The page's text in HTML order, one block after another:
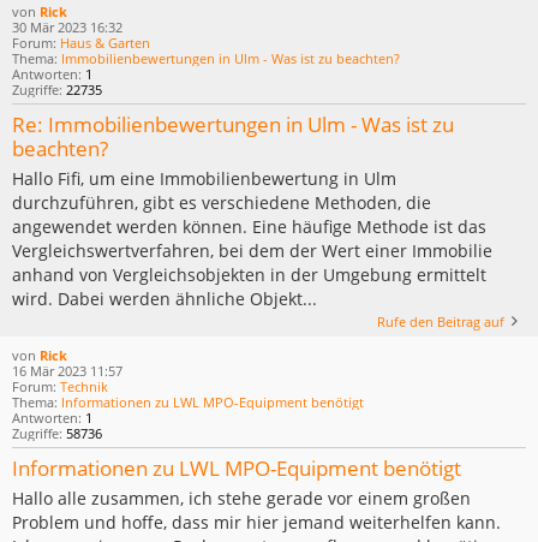
von Rick
30 Mär 2023 16:32
Forum: Haus & Garten
Thema: Immobilienbewertungen in Ulm - Was ist zu beachten?
Antworten: 1
Zugriffe: 22735
Re: Immobilienbewertungen in Ulm - Was ist zu
beachten?
Hallo Fifi, um eine Immobilienbewertung in Ulm
durchzuführen, gibt es verschiedene Methoden, die
angewendet werden können. Eine häufige Methode ist das
Vergleichswertverfahren, bei dem der Wert einer Immobilie
anhand von Vergleichsobjekten in der Umgebung ermittelt
wird. Dabei werden ähnliche Objekt...
Rufe den Beitrag auf
von Rick
16 Mär 2023 11:57
Forum: Technik
Thema: Informationen zu LWL MPO-Equipment benötigt
Antworten: 1
Zugriffe: 58736
Informationen zu LWL MPO-Equipment benötigt
Hallo alle zusammen, ich stehe gerade vor einem großen
Problem und hoffe, dass mir hier jemand weiterhelfen kann.